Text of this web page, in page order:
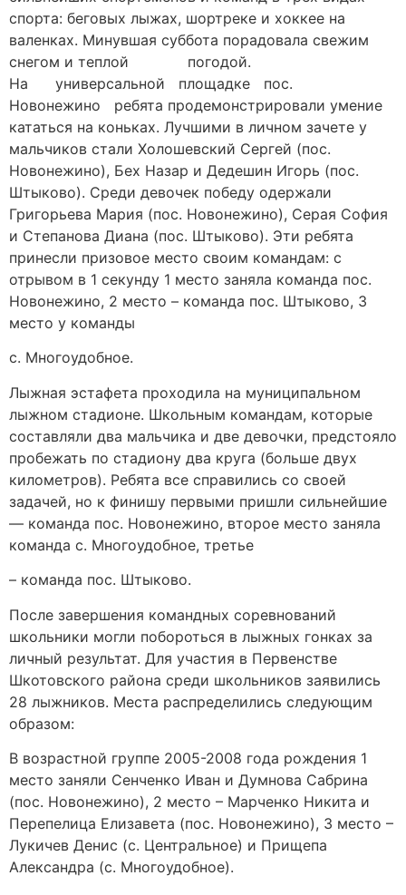
спорта: беговых лыжах, шортреке и хоккее на
валенках. Минувшая суббота порадовала свежим
снегом и теплой погодой.
На универсальной площадке пос.
Новонежино ребята продемонстрировали умение
кататься на коньках. Лучшими в личном зачете у
мальчиков стали Холошевский Сергей (пос.
Новонежино), Бех Назар и Дедешин Игорь (пос.
Штыково). Среди девочек победу одержали
Григорьева Мария (пос. Новонежино), Серая София
и Степанова Диана (пос. Штыково). Эти ребята
принесли призовое место своим командам: с
отрывом в 1 секунду 1 место заняла команда пос.
Новонежино, 2 место – команда пос. Штыково, 3
место у команды
с. Многоудобное.
Лыжная эстафета проходила на муниципальном
лыжном стадионе. Школьным командам, которые
составляли два мальчика и две девочки, предстояло
пробежать по стадиону два круга (больше двух
километров). Ребята все справились со своей
задачей, но к финишу первыми пришли сильнейшие
— команда пос. Новонежино, второе место заняла
команда с. Многоудобное, третье
– команда пос. Штыково.
После завершения командных соревнований
школьники могли побороться в лыжных гонках за
личный результат. Для участия в Первенстве
Шкотовского района среди школьников заявились
28 лыжников. Места распределились следующим
образом:
В возрастной группе 2005-2008 года рождения 1
место заняли Сенченко Иван и Думнова Сабрина
(пос. Новонежино), 2 место – Марченко Никита и
Перепелица Елизавета (пос. Новонежино), 3 место –
Лукичев Денис (с. Центральное) и Прищепа
Александра (с. Многоудобное).